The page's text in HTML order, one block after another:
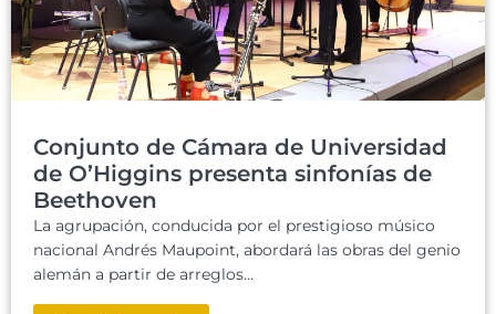
Conjunto de Cámara de Universidad
de O’Higgins presenta sinfonías de
Beethoven
La agrupación, conducida por el prestigioso músico
nacional Andrés Maupoint, abordará las obras del genio
alemán a partir de arreglos...